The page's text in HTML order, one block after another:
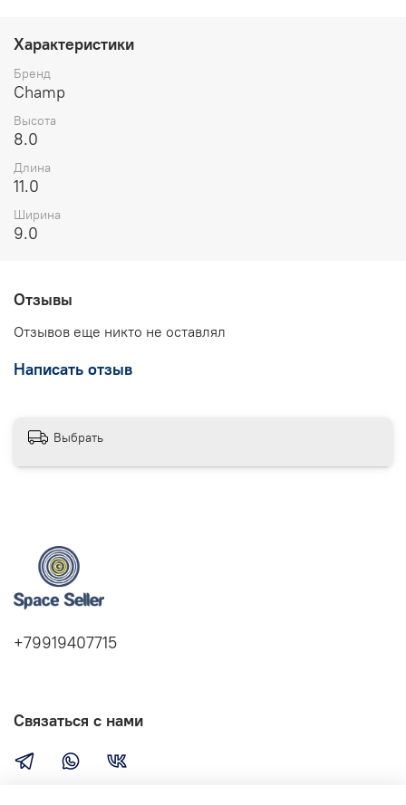
Характеристики
Бренд
Champ
Высота
8.0
Длина
11.0
Ширина
9.0
Отзывы
Отзывов еще никто не оставлял
Написать отзыв
Выбрать
+79919407715
Связаться с нами